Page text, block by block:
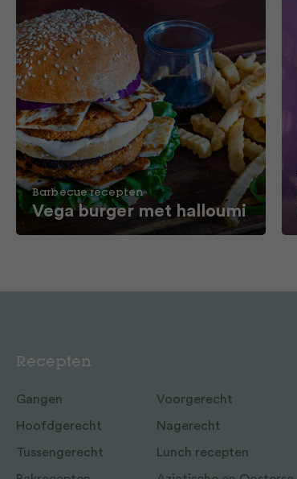
Barbecue recepten
Vega burger met halloumi
Recepten
Gangen Voorgerecht
Hoofdgerecht Nagerecht
Tussengerecht Lunch recepten